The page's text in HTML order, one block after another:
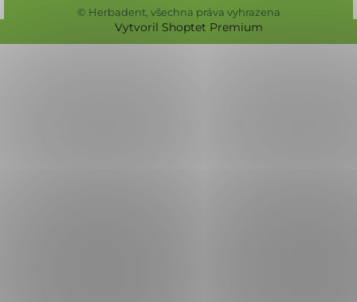
© Herbadent, všechna práva vyhrazena
Vytvoril Shoptet Premium